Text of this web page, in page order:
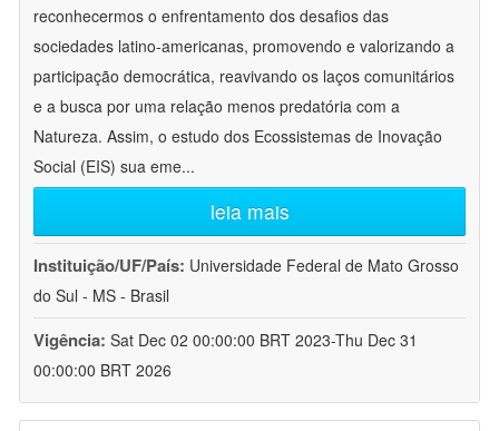
reconhecermos o enfrentamento dos desafios das
sociedades latino-americanas, promovendo e valorizando a
participação democrática, reavivando os laços comunitários
e a busca por uma relação menos predatória com a
Natureza. Assim, o estudo dos Ecossistemas de Inovação
Social (EIS) sua eme...
leia mais
Instituição/UF/País: Universidade Federal de Mato Grosso
do Sul - MS - Brasil
Vigência: Sat Dec 02 00:00:00 BRT 2023-Thu Dec 31
00:00:00 BRT 2026